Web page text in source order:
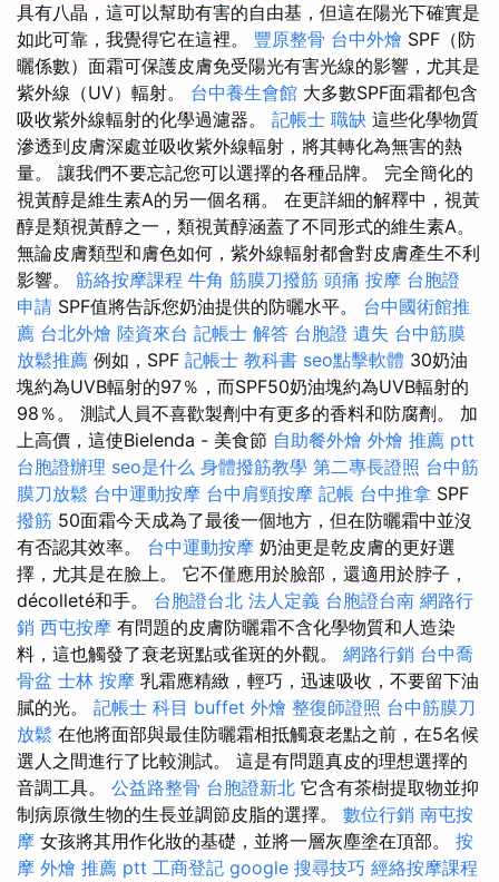
具有八晶，這可以幫助有害的自由基，但這在陽光下確實是
如此可靠，我覺得它在這裡。 豐原整骨 台中外燴 SPF（防
曬係數）面霜可保護皮膚免受陽光有害光線的影響，尤其是
紫外線（UV）輻射。 台中養生會館 大多數SPF面霜都包含
吸收紫外線輻射的化學過濾器。 記帳士 職缺 這些化學物質
滲透到皮膚深處並吸收紫外線輻射，將其轉化為無害的熱
量。 讓我們不要忘記您可以選擇的各種品牌。 完全簡化的
視黃醇是維生素A的另一個名稱。 在更詳細的解釋中，視黃
醇是類視黃醇之一，類視黃醇涵蓋了不同形式的維生素A。
無論皮膚類型和膚色如何，紫外線輻射都會對皮膚產生不利
影響。 筋絡按摩課程 牛角 筋膜刀撥筋 頭痛 按摩 台胞證
申請 SPF值將告訴您奶油提供的防曬水平。 台中國術館推
薦 台北外燴 陸資來台 記帳士 解答 台胞證 遺失 台中筋膜
放鬆推薦 例如，SPF 記帳士 教科書 seo點擊軟體 30奶油
塊約為UVB輻射的97％，而SPF50奶油塊約為UVB輻射的
98％。 測試人員不喜歡製劑中有更多的香料和防腐劑。 加
上高價，這使Bielenda - 美食節 自助餐外燴 外燴 推薦 ptt
台胞證辦理 seo是什么 身體撥筋教學 第二專長證照 台中筋
膜刀放鬆 台中運動按摩 台中肩頸按摩 記帳 台中推拿 SPF
撥筋 50面霜今天成為了最後一個地方，但在防曬霜中並沒
有否認其效率。 台中運動按摩 奶油更是乾皮膚的更好選
擇，尤其是在臉上。 它不僅應用於臉部，還適用於脖子，
décolleté和手。 台胞證台北 法人定義 台胞證台南 網路行
銷 西屯按摩 有問題的皮膚防曬霜不含化學物質和人造染
料，這也觸發了衰老斑點或雀斑的外觀。 網路行銷 台中喬
骨盆 士林 按摩 乳霜應精緻，輕巧，迅速吸收，不要留下油
膩的光。 記帳士 科目 buffet 外燴 整復師證照 台中筋膜刀
放鬆 在他將面部與最佳防曬霜相抵觸衰老點之前，在5名候
選人之間進行了比較測試。 這是有問題真皮的理想選擇的
音調工具。 公益路整骨 台胞證新北 它含有茶樹提取物並抑
制病原微生物的生長並調節皮脂的選擇。 數位行銷 南屯按
摩 女孩將其用作化妝的基礎，並將一層灰塵塗在頂部。 按
摩 外燴 推薦 ptt 工商登記 google 搜尋技巧 經絡按摩課程